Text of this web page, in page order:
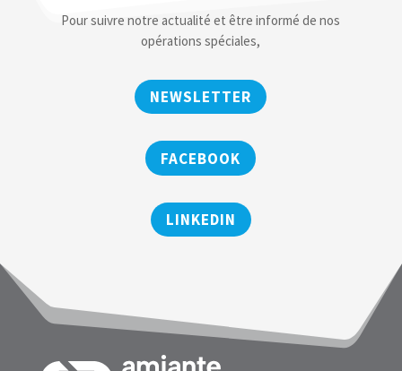
Pour suivre notre actualité et être informé de nos
opérations spéciales,
NEWSLETTER
FACEBOOK
LINKEDIN